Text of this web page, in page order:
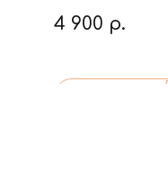
4 900 р.